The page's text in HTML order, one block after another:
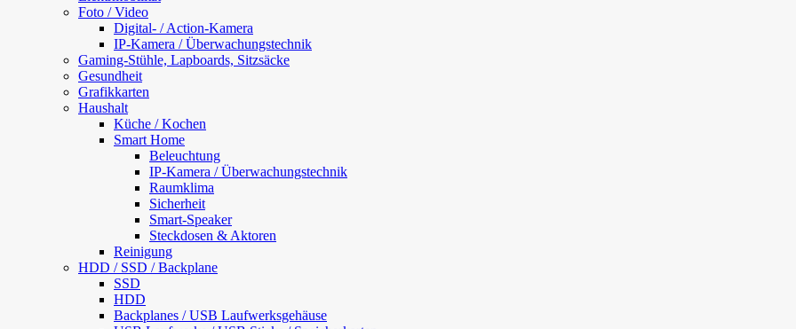
Foto / Video
Digital- / Action-Kamera
IP-Kamera / Überwachungstechnik
Gaming-Stühle, Lapboards, Sitzsäcke
Gesundheit
Grafikkarten
Haushalt
Küche / Kochen
Smart Home
Beleuchtung
IP-Kamera / Überwachungstechnik
Raumklima
Sicherheit
Smart-Speaker
Steckdosen & Aktoren
Reinigung
HDD / SSD / Backplane
SSD
HDD
Backplanes / USB Laufwerksgehäuse